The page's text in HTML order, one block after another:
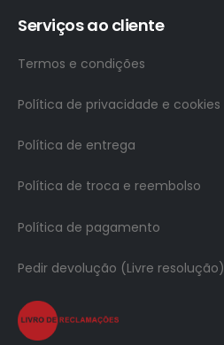
Serviços ao cliente
Termos e condições
Política de privacidade e cookies
Política de entrega
Política de troca e reembolso
Política de pagamento
Pedir devolução (Livre resolução)